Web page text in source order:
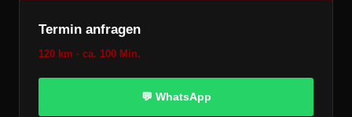
Termin anfragen
120 km · ca. 100 Min.
💬 WhatsApp